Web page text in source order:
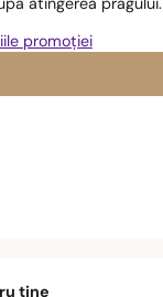
atingerea pragului.
promoției
tine